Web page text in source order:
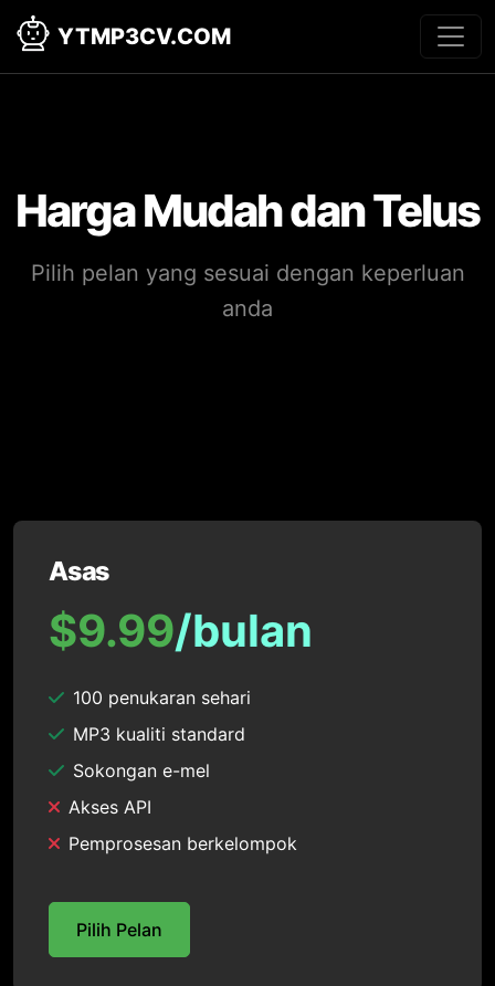
YTMP3CV.COM
Harga Mudah dan Telus
Pilih pelan yang sesuai dengan keperluan
anda
Asas
$9.99/bulan
100 penukaran sehari
MP3 kualiti standard
Sokongan e-mel
Akses API
Pemprosesan berkelompok
Pilih Pelan